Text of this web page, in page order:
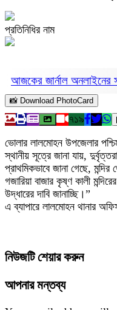
প্রতিনিধির নাম
আজকের জার্নাল
📸 Download PhotoCard
৭১৯
ভোলার লালমোহন উপজেলার
স্থানীয় সূত্রে জানা যায়,
প্রাথমিকভাবে জানা গেছে,
গজারিয়া বাজার কৃষ্ণ কালী
উদ্ধারের দাবি জানাচ্ছি।”
এ ব্যাপারে লালমোহন থানার
নিউজটি শেয়ার করুন
আপনার মন্তব্য